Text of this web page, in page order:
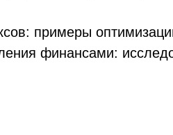
примеры
финансами: